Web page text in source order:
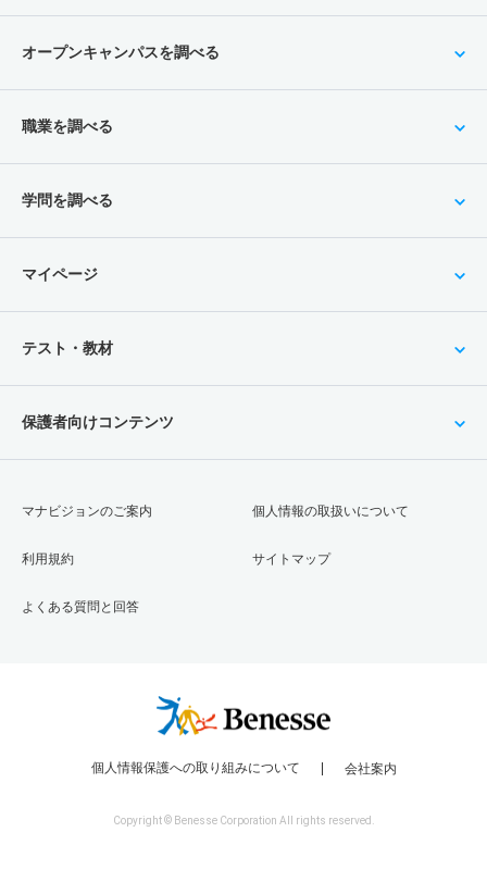
オープンキャンパスを調べる
職業を調べる
学問を調べる
マイページ
テスト・教材
保護者向けコンテンツ
マナビジョンのご案内
利用規約
よくある質問と回答
個人情報の取扱いについて
サイトマップ
個人情報保護への取り組みについて 会社案内
Copyright © Benesse Corporation All rights reserved.